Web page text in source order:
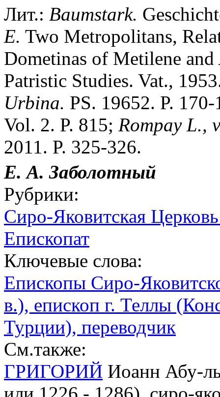
Лит.: Baumstark.
E. Two Metropolitans,
Dometinas of Metilene
Patristic Studies. Vat.,
Urbina. PS. 19652. P.
Vol. 2. P. 815; Rompay L.,
2011. P. 325-326.
Е. А. Заболотный
Рубрики:
Сиро-Яковитская
Епископат
Ключевые слова:
Епископы Сиро-
в.), епископ г. Теллы
Турции), переводчик
См.также:
ГРИГОРИЙ Иоанн Абу-